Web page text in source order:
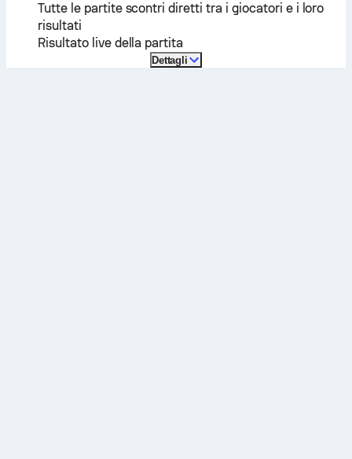
Tutte le partite scontri diretti tra i giocatori e i loro
risultati
Risultato live della partita
Dettagli